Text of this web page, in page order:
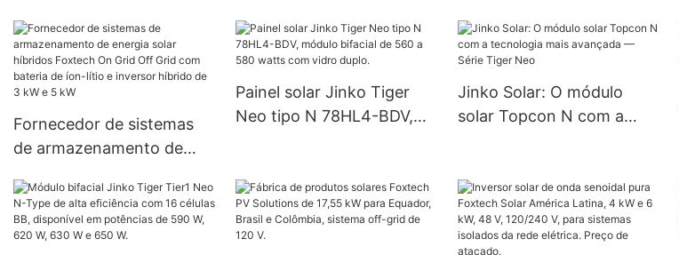
solares de LED para
iluminação pública, com
potências de 30W, 50W,
para projetos
governamentais.
144 células cortadas ao
meio e alta eficiência.
preço - Foxtech Solar
Fornecedor de sistemas
de armazenamento de
Foxtech On Grid Off Grid
com bateria de íon-lítio e
inversor híbrido de 3 kW e
Painel solar Jinko Tiger
Neo tipo N 78HL4-BDV,
duplo.
Jinko Solar: O módulo
solar Topcon N com a